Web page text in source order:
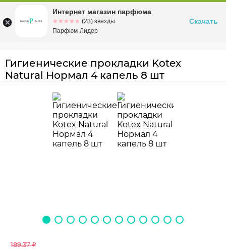
Омскул. Заозерная, 11, к. 1
Гигиенические прокладки Kotex
Natural Нормал 4 капель 8 шт
4
189.37 ₽
Интернет магазин парфюма
☆☆☆☆☆
★★★★★ (23) звезды
Парфюм-Лидер
Скачать